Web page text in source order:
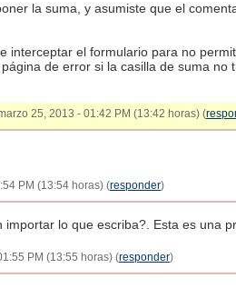
la suma, y asumiste que el
interceptar el formulario para no
de error si la casilla de suma no
25, 2013 - 01:42 PM (13:42 horas) (
PM (13:54 horas) (responder)
importar lo que escriba?. Esta es una
PM (13:55 horas) (responder)